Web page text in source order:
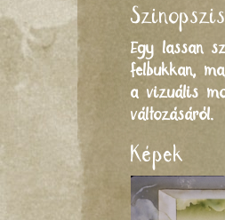
Szinopszis
Egy lassan
felbukkan,
a vizuális
változásáról.
Képek